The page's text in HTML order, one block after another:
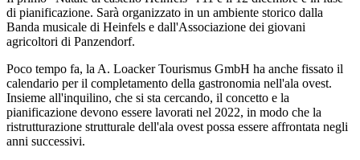
di pianificazione. Sarà organizzato in un ambiente storico dalla
Banda musicale di Heinfels e dall'Associazione dei giovani
agricoltori di Panzendorf.
Poco tempo fa, la A. Loacker Tourismus GmbH ha anche fissato il
calendario per il completamento della gastronomia nell'ala ovest.
Insieme all'inquilino, che si sta cercando, il concetto e la
pianificazione devono essere lavorati nel 2022, in modo che la
ristrutturazione strutturale dell'ala ovest possa essere affrontata negli
anni successivi.